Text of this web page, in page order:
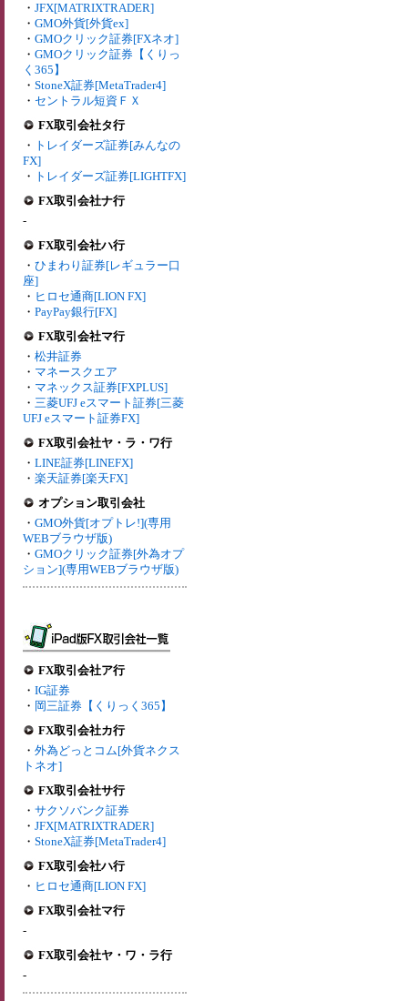
・ JFX[MATRIXTRADER]
・ GMO外貨[外貨ex]
・ GMOクリック証券[FXネオ]
・ GMOクリック証券【くりっ
く365】
・ StoneX証券[MetaTrader4]
・ セントラル短資ＦＸ
FX取引会社タ行
・ トレイダーズ証券[みんなの
FX]
・ トレイダーズ証券[LIGHTFX]
FX取引会社ナ行
-
FX取引会社ハ行
・ ひまわり証券[レギュラー口
座]
・ ヒロセ通商[LION FX]
・ PayPay銀行[FX]
FX取引会社マ行
・ 松井証券
・ マネースクエア
・ マネックス証券[FXPLUS]
・ 三菱UFJ eスマート証券[三菱
UFJ eスマート証券FX]
FX取引会社ヤ・ラ・ワ行
・ LINE証券[LINEFX]
・ 楽天証券[楽天FX]
オプション取引会社
・ GMO外貨[オプトレ!](専用
WEBブラウザ版)
・ GMOクリック証券[外為オプ
ション](専用WEBブラウザ版)
FX取引会社ア行
・ IG証券
・ 岡三証券【くりっく365】
FX取引会社カ行
・ 外為どっとコム[外貨ネクス
トネオ]
FX取引会社サ行
・ サクソバンク証券
・ JFX[MATRIXTRADER]
・ StoneX証券[MetaTrader4]
FX取引会社ハ行
・ ヒロセ通商[LION FX]
FX取引会社マ行
-
FX取引会社ヤ・ワ・ラ行
-